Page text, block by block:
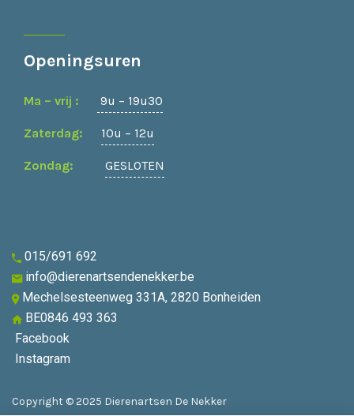
Openingsuren
Ma – vrij : 9u – 19u30
Zaterdag: 10u – 12u
Zondag: GESLOTEN
Copyright © 2025 Dierenartsen De Nekker
015/691 692
info@dierenartsendenekker.be
Mechelsesteenweg 331A, 2820 Bonheiden
BE0846 493 363
Facebook
Instagram